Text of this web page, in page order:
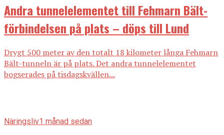
Andra tunnelelementet till Fehmarn Bält-
förbindelsen på plats – döps till Lund
Drygt 500 meter av den totalt 18 kilometer långa Fehmarn
Bält-tunneln är på plats. Det andra tunnelelementet
bogserades på tisdagskvällen...
Näringsliv1 månad sedan